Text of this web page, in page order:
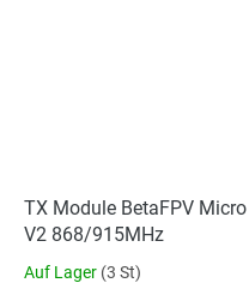
TX Module BetaFPV Micro
V2 868/915MHz
Auf Lager (3 St)